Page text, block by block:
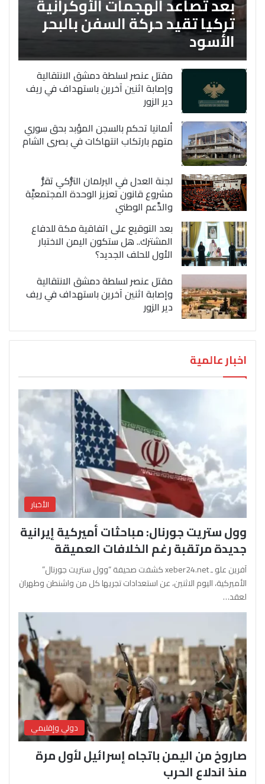
تركيا تقيد حركة السفن بالبحر
الأسود
مقتل عنصر لسلطة دمشق الانتقالية
وإصابة اثنين آخرين باستهداف في ريف
دير الزور
ألمانيا تحكم بالسجن المؤبد بحق سوري
متهم بارتكاب انتهاكات في بصرى الشام
لجنة العدل في البرلمان التُّركي تقرُّ
مشروع قانون تعزيز الوحدة المجتمعيَّة
والدَّعم الوطني
بعد التوقيع على اتفاقية مكة للدفاع
المشترك.. هل ستكون اليمن الاختبار
الأول للحلف الجديد؟
مقتل عنصر لسلطة دمشق الانتقالية
وإصابة اثنين آخرين باستهداف في ريف
دير الزور
اخبار عالمية
الأخبار
وول ستريت جورنال: مباحثات أميركية إيرانية
جديدة مرتقبة رغم الخلافات العميقة
آفرين علو ـ xeber24.net كشفت صحيفة “وول ستريت جورنال”
الأميركية، اليوم الاثنين، عن استعدادات تجريها كل من واشنطن وطهران
لعقد…
دولي وإقليمي
صاروخ من اليمن باتجاه إسرائيل لأول مرة
منذ اندلاع الحرب